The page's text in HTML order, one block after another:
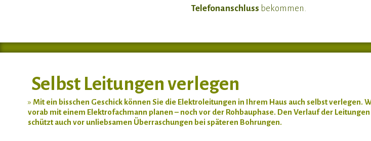
Telefonanschluss bekommen.
Selbst Leitungen verlegen
» Mit ein bisschen Geschick können Sie die Elektroleitungen in Ihrem Haus auch selbst
vorab mit einem Elektrofachmann planen – noch vor der Rohbauphase. Den Verlauf der
schützt auch vor unliebsamen Überraschungen bei späteren Bohrungen.